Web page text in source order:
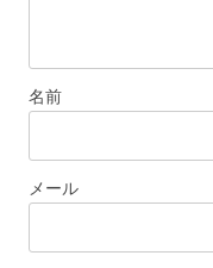
名前
メール